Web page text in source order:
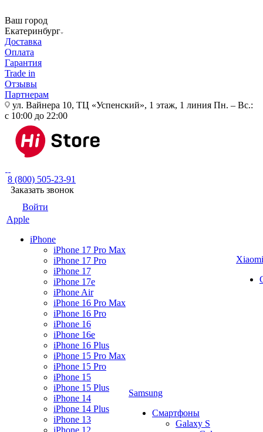
Ваш город
Екатеринбург
Доставка
Оплата
Гарантия
Trade in
Отзывы
Партнерам
ул. Вайнера 10, ТЦ «Успенский», 1 этаж, 1 линия Пн. – Вс.:
с 10:00 до 22:00
8 (800) 505-23-91
Заказать звонок
Войти
Apple
iPhone
iPhone 17 Pro Max
iPhone 17 Pro
iPhone 17
iPhone 17e
iPhone Air
iPhone 16 Pro Max
iPhone 16 Pro
iPhone 16
iPhone 16e
iPhone 16 Plus
iPhone 15 Pro Max
iPhone 15 Pro
iPhone 15
iPhone 15 Plus
iPhone 14
iPhone 14 Plus
iPhone 13
iPhone 12
Samsung
Смартфоны
Galaxy S
Xiaomi